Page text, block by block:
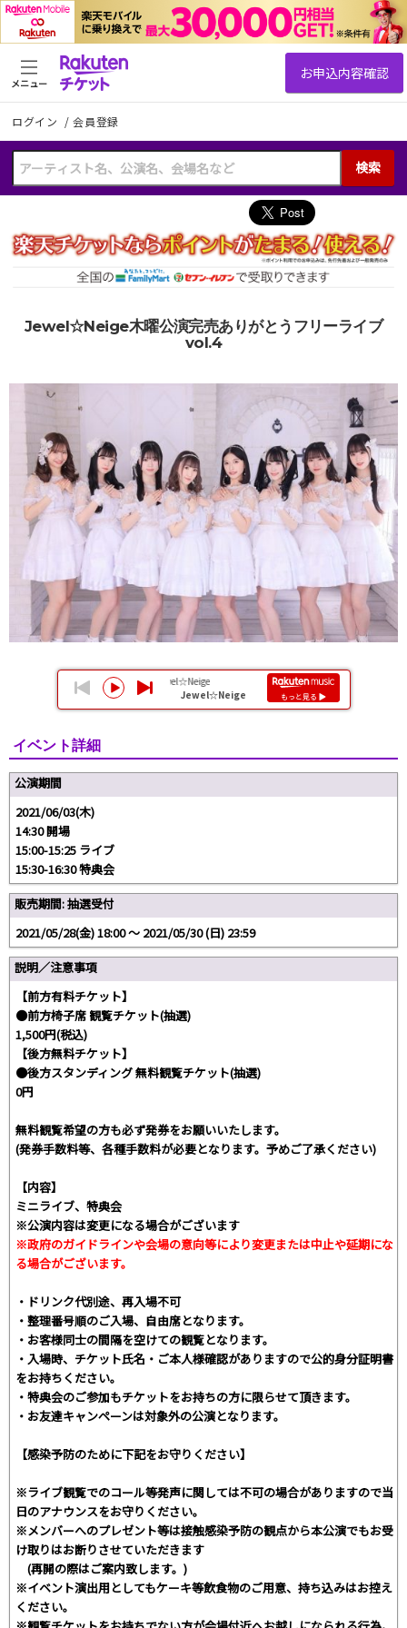
ログイン /会員登録
検索
メニュー
Jewel☆Neige木曜公演完売ありがとうフリーライブ
vol.4
イベント詳細
公演期間
2021/06/03(木)
14:30 開場
15:00-15:25 ライブ
15:30-16:30 特典会
販売期間: 抽選受付
2021/05/28(金) 18:00 〜 2021/05/30 (日) 23:59
説明／注意事項
【前方有料チケット】
●前方椅子席 観覧チケット(抽選)
1,500円(税込)
【後方無料チケット】
●後方スタンディング 無料観覧チケット(抽選)
0円
無料観覧希望の方も必ず発券をお願いいたします。
(発券手数料等、各種手数料が必要となります。予めご了承ください)
【内容】
ミニライブ、特典会
※公演内容は変更になる場合がございます
※政府のガイドラインや会場の意向等により変更または中止や延期にな
る場合がございます。
・ドリンク代別途、再入場不可
・整理番号順のご入場、自由席となります。
・お客様同士の間隔を空けての観覧となります。
・入場時、チケット氏名・ご本人様確認がありますので公的身分証明書
をお持ちください。
・特典会のご参加もチケットをお持ちの方に限らせて頂きます。
・お友達キャンペーンは対象外の公演となります。
【感染予防のために下記をお守りください】
※ライブ観覧でのコール等発声に関しては不可の場合がありますので当
日のアナウンスをお守りください。
※メンバーへのプレゼント等は接触感染予防の観点から本公演でもお受
け取りはお断りさせていただきます
(再開の際はご案内致します。)
※イベント演出用としてもケーキ等飲食物のご用意、持ち込みはお控え
ください。